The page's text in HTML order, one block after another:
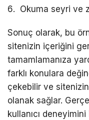
Okuma seyri ve
Sonuç olarak, bu
sitenizin içeriğini
tamamlamanıza
farklı konulara
çekebilir ve
olanak sağlar.
kullanıcı